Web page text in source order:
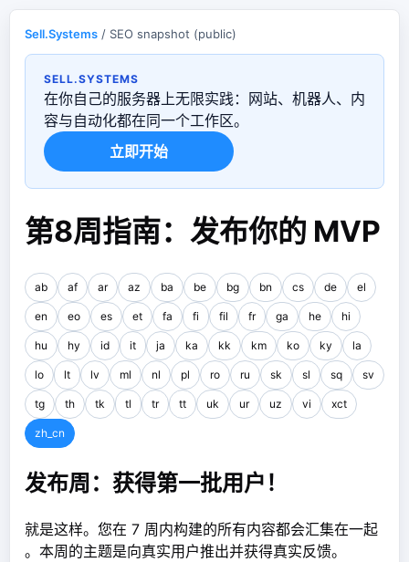
Sell.Systems / SEO snapshot (public)
SELL.SYSTEMS
在你自己的服务器上无限实践：网站、机器人、内
容与自动化都在同一个工作区。
立即开始
第8周指南：发布你的 MVP
ab af ar az ba be bg bn cs de el
en eo es et fa fi fil fr ga he hi
hu hy id it ja ka kk km ko ky la
lo lt lv ml nl pl ro ru sk sl sq sv
tg th tk tl tr tt uk ur uz vi xct
zh_cn
发布周：获得第一批用户！
就是这样。您在 7 周内构建的所有内容都会汇集在一起​​
。本周的主题是向真实用户推出并获得真实反馈。